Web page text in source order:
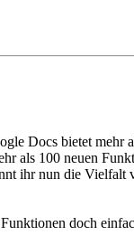
Docs bietet mehr
als 100 neuen
ihr nun die Vielfalt
doch